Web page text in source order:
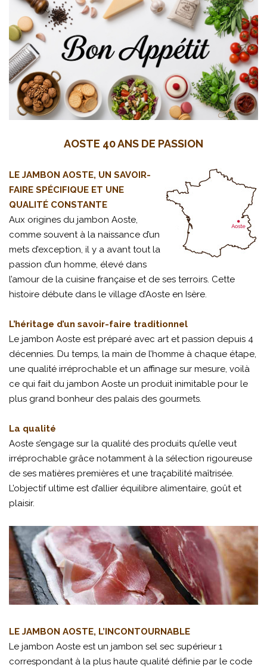
AOSTE 40 ANS DE PASSION
LE JAMBON AOSTE, UN SAVOIR-
FAIRE SPÉCIFIQUE ET UNE
QUALITÉ CONSTANTE
Aux origines du jambon Aoste,
comme souvent à la naissance d’un
mets d’exception, il y a avant tout la
passion d’un homme, élevé dans
l’amour de la cuisine française et de ses terroirs. Cette
histoire débute dans le village d’Aoste en Isère.
L’héritage d’un savoir-faire traditionnel
Le jambon Aoste est préparé avec art et passion depuis 4
décennies. Du temps, la main de l’homme à chaque étape,
une qualité irréprochable et un affinage sur mesure, voilà
ce qui fait du jambon Aoste un produit inimitable pour le
plus grand bonheur des palais des gourmets.
La qualité
Aoste s’engage sur la qualité des produits qu’elle veut
irréprochable grâce notamment à la sélection rigoureuse
de ses matières premières et une traçabilité maîtrisée.
L’objectif ultime est d’allier équilibre alimentaire, goût et
plaisir.
LE JAMBON AOSTE, L’INCONTOURNABLE
Le jambon Aoste est un jambon sel sec supérieur 1
correspondant à la plus haute qualité définie par le code